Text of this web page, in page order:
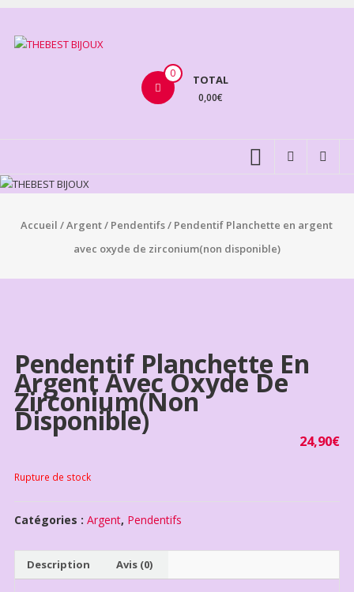
Aller
contenu
BIJOUX
0 TOTAL
0,00€
Accueil /Argent/ Pendentifs/ Pendentif Planchette en argent
avec oxyde de zirconium(non disponible)
Pendentif Planchette En
Argent Avec Oxyde De
Zirconium(non
Disponible)
24,90€
Rupture de stock
Catégories : Argent, Pendentifs
Description Avis (0)